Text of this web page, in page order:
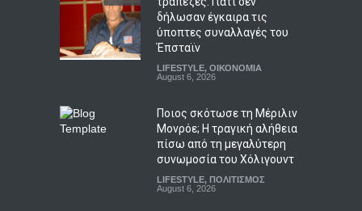
δήλωσαν έγκαιρα τις
ύποπτες συναλλαγές του
Έπσταϊν
August 6, 2026
Μονρόε; Η τραγική αλήθεια
πίσω από τη μεγαλύτερη
συνωμοσία του Χόλιγουντ
August 6, 2026